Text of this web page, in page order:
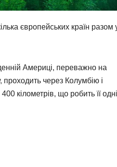
європейських країн разом
Америці, переважно на
проходить через Колумбію і
кілометрів, що робить її